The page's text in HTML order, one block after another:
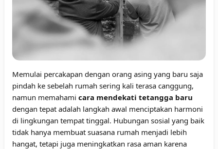
Memulai percakapan dengan orang asing yang baru saja
pindah ke sebelah rumah sering kali terasa canggung,
namun memahami cara mendekati tetangga baru
dengan tepat adalah langkah awal menciptakan harmoni
di lingkungan tempat tinggal. Hubungan sosial yang baik
tidak hanya membuat suasana rumah menjadi lebih
hangat, tetapi juga meningkatkan rasa aman karena